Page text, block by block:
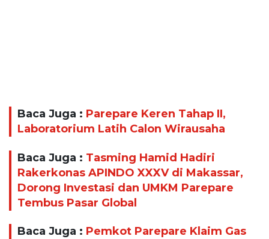
Baca Juga : Parepare Keren Tahap II,
Laboratorium Latih Calon Wirausaha
Baca Juga : Tasming Hamid Hadiri
Rakerkonas APINDO XXXV di Makassar,
Dorong Investasi dan UMKM Parepare
Tembus Pasar Global
Baca Juga : Pemkot Parepare Klaim Gas